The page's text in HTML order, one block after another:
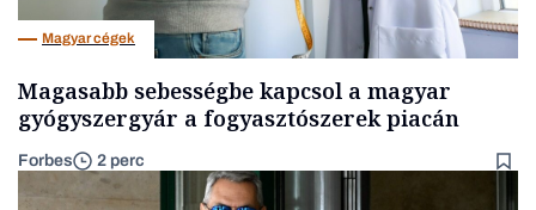
Magyar cégek
Magasabb sebességbe kapcsol a magyar
gyógyszergyár a fogyasztószerek piacán
Forbes 2 perc